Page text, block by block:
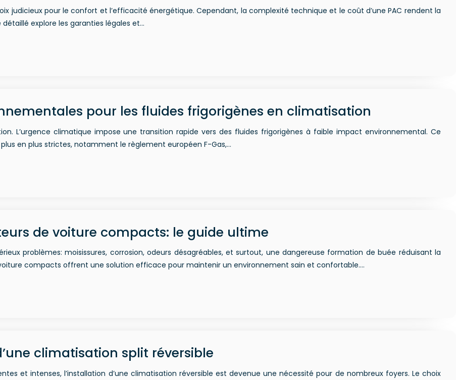
judicieux pour le confort et l’efficacité énergétique. Cependant, la complexité technique et le coût d’une PAC rendent la
explore les garanties légales et…
pour les fluides frigorigènes en climatisation
L’urgence climatique impose une transition rapide vers des fluides frigorigènes à faible impact environnemental. Ce
en plus strictes, notamment le règlement européen F-Gas,…
de voiture compacts: le guide ultime
problèmes: moisissures, corrosion, odeurs désagréables, et surtout, une dangereuse formation de buée réduisant la
compacts offrent une solution efficace pour maintenir un environnement sain et confortable….
climatisation split réversible
et intenses, l’installation d’une climatisation réversible est devenue une nécessité pour de nombreux foyers. Le choix